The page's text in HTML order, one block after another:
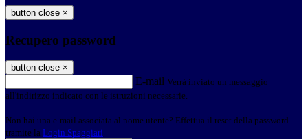
button close ×
Recupero password
button close ×
E-mail Verrà inviato un messaggio
all'indirizzo indicato con le istruzioni necessarie.
Non hai una e-mail associata al nome utente? Effettua il reset della password
tramite la Login Spaggiari